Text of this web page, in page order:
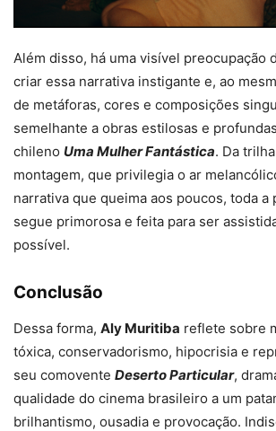
Além disso, há uma visível preocupação
criar essa narrativa instigante e, ao
de metáforas, cores e composições
semelhante a obras estilosas e
chileno Uma Mulher Fantástica. Da
montagem, que privilegia o ar
narrativa que queima aos poucos, toda a
segue primorosa e feita para ser
possível.
Conclusão
Dessa forma, Aly Muritiba reflete sobre
tóxica, conservadorismo, hipocrisia e
seu comovente Deserto Particular,
qualidade do cinema brasileiro a um
brilhantismo, ousadia e provocação.